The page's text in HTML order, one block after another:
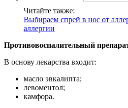
Читайте также:
Выбираем спрей в нос от
аллергии
Противовоспалительный
В основу лекарства входит:
масло эвкалипта;
левоментол;
камфора.